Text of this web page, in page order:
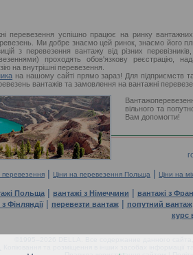
перевезення успішно працює на ринку
Ми добре знаємо цей ринок, знаємо його
з перевезення вантажу від різних
проходять обов'язкову реєстрацію,
на внутрішні перевезення.
на нашому сайті прямо зараз! Для підприємств
вантажів та замовлення на вантажні
вільного та
Вам допомогти!
перевезення | Ціни на перевезення Польща | Ціни на
Польща | вантажі з Німеччини | вантажі з
Фінляндії| перевезти вантаж| попутний вантаж
курс